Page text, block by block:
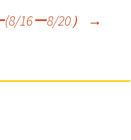
16ー8/20） →